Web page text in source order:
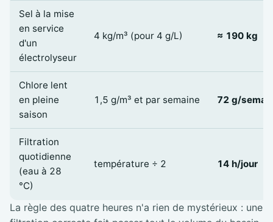
Sel à la mise
en service
d'un
électrolyseur
4 kg/m³ (pour 4 g/L) ≈ 190 kg
Chlore lent
en pleine
saison
1,5 g/m³ et par semaine 72 g/
Filtration
quotidienne
(eau à 28
°C)
température ÷ 2 14 h/jour
La règle des quatre heures n'a rien de mystérieux : une